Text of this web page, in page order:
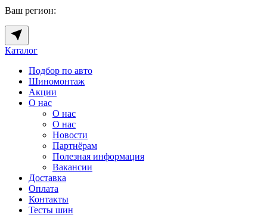
Ваш регион:
Каталог
Подбор по авто
Шиномонтаж
Акции
О нас
О нас
О нас
Новости
Партнёрам
Полезная информация
Вакансии
Доставка
Оплата
Контакты
Тесты шин